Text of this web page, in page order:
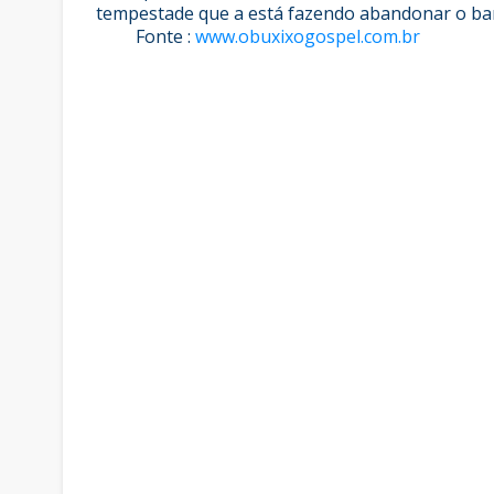
tempestade que a está fazendo abandonar o
Fonte : www.obuxixogospel.com.br